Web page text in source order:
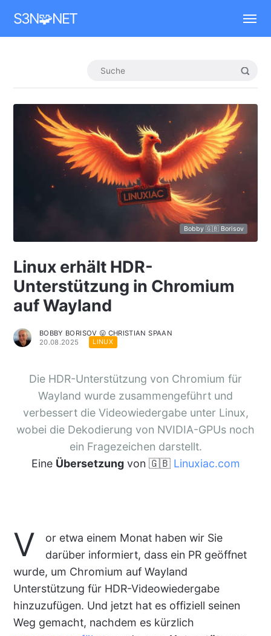
S3N🧩NET
Bobby 🇬🇧 Borisov
Linux erhält HDR-
Unterstützung in Chromium
auf Wayland
BOBBY BORISOV 😛 CHRISTIAN SPAAN
20.08.2025
LINUX
Die HDR-Unterstützung von Chromium für
Wayland wurde zusammengeführt und
verbessert die Videowiedergabe unter Linux,
wobei die Dekodierung von NVIDIA-GPUs noch
ein Fragezeichen darstellt.
Eine Übersetzungvon 🇬🇧 Linuxiac.com
V
or etwa einem Monat haben wir Sie
darüber informiert, dass ein PR geöffnet
wurde, um Chromium auf Wayland
Unterstützung für HDR-Videowiedergabe
hinzuzufügen. Und jetzt hat es offiziell seinen
Weg gemacht, nachdem es kürzlich